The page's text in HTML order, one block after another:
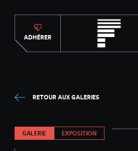
ADHÉRER
RETOUR AUX GALERIES
GALERIE EXPOSITION